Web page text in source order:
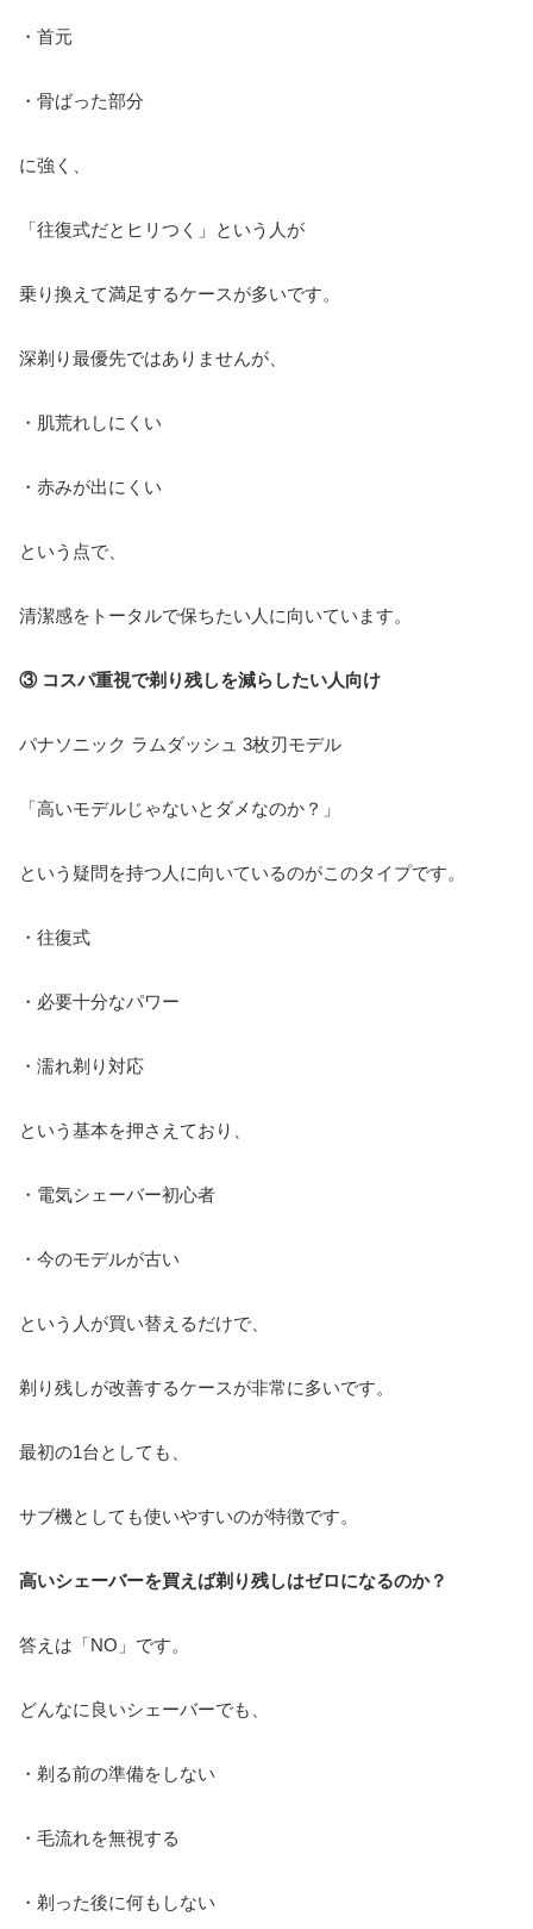
・首元
・骨ばった部分
に強く、
「往復式だとヒリつく」という人が
乗り換えて満足するケースが多いです。
深剃り最優先ではありませんが、
・肌荒れしにくい
・赤みが出にくい
という点で、
清潔感をトータルで保ちたい人に向いています。
③ コスパ重視で剃り残しを減らしたい人向け
パナソニック ラムダッシュ 3枚刃モデル
「高いモデルじゃないとダメなのか？」
という疑問を持つ人に向いているのがこのタイプです。
・往復式
・必要十分なパワー
・濡れ剃り対応
という基本を押さえており、
・電気シェーバー初心者
・今のモデルが古い
という人が買い替えるだけで、
剃り残しが改善するケースが非常に多いです。
最初の1台としても、
サブ機としても使いやすいのが特徴です。
高いシェーバーを買えば剃り残しはゼロになるのか？
答えは「NO」です。
どんなに良いシェーバーでも、
・剃る前の準備をしない
・毛流れを無視する
・剃った後に何もしない